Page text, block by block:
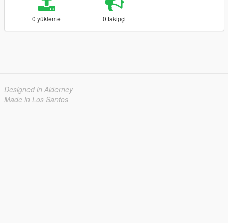
0 yükleme 0 takipçi
Designed in Alderney
Made in Los Santos